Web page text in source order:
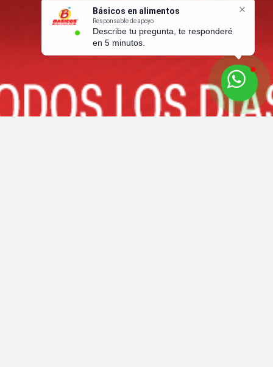
Básicos en alimentos
Responsable de apoyo
Describe tu pregunta, te responderé
en 5 minutos.